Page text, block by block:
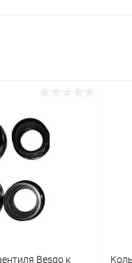
Besgo к